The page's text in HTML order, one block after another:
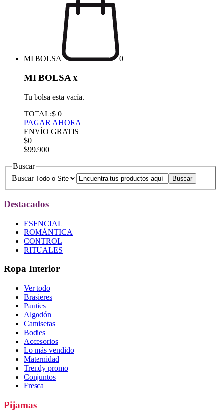
MI BOLSA 0
MI BOLSA x
Tu bolsa esta vacía.
TOTAL:$ 0
PAGAR AHORA
ENVÍO GRATIS
$0
$99.900
Buscar
Buscar
Destacados
ESENCIAL
ROMÁNTICA
CONTROL
RITUALES
Ropa Interior
Ver todo
Brasieres
Panties
Algodón
Camisetas
Bodies
Accesorios
Lo más vendido
Maternidad
Trendy promo
Conjuntos
Fresca
Pijamas